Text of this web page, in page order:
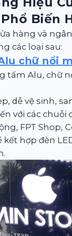
Biến
hàng và
các loại sau:
chữ nổi
tấm Alu, chữ
dễ vệ sinh,
với các chuỗi
FPT Shop,
kết hợp đèn